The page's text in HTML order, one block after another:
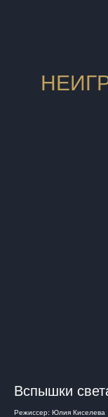
Вспышки
Режиссер: Юлия Киселева